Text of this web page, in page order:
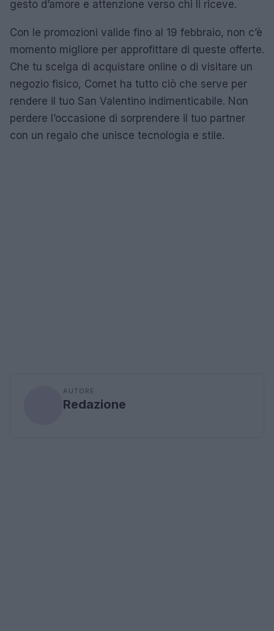
gesto d’amore e attenzione verso chi li riceve.
Con le promozioni valide fino al 19 febbraio, non c’è
momento migliore per approfittare di queste offerte.
Che tu scelga di acquistare online o di visitare un
negozio fisico, Comet ha tutto ciò che serve per
rendere il tuo San Valentino indimenticabile. Non
perdere l’occasione di sorprendere il tuo partner
con un regalo che unisce tecnologia e stile.
AUTORE
Redazione